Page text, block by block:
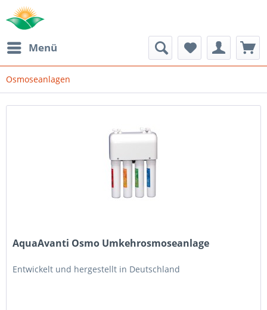
Menü
Osmoseanlagen
AquaAvanti Osmo Umkehrosmoseanlage
Entwickelt und hergestellt in Deutschland